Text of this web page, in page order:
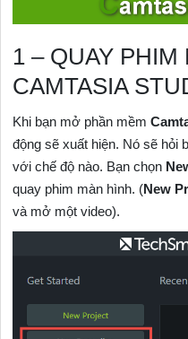
1 – QUAY
CAMTASIA
Khi bạn mở phần mềm
động sẽ xuất hiện. Nó sẽ hỏi
với chế độ nào. Bạn chọn
quay phim màn hình. (New
và mở một video).